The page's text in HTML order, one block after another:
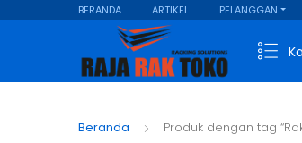
BERANDA ARTIKEL PELANGGAN
Beranda Produk dengan tag